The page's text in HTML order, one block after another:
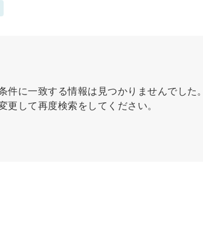
件に一致する情報は見つかりませんでした。
更して再度検索をしてください。